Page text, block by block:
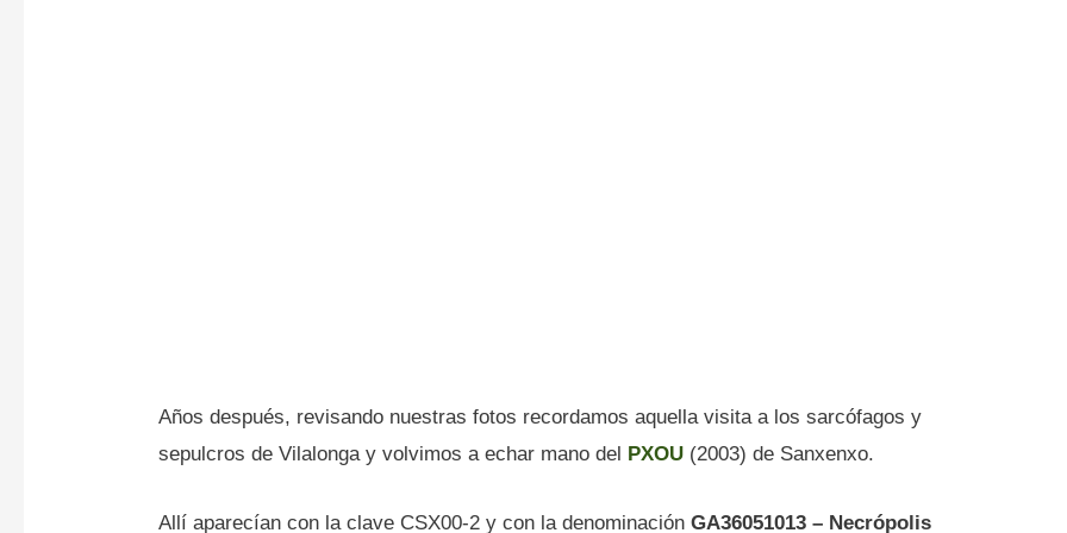
Años después, revisando nuestras fotos recordamos aquella visita a los sarcófagos y
sepulcros de Vilalonga y volvimos a echar mano del PXOU (2003) de Sanxenxo.
Allí aparecían con la clave CSX00-2 y con la denominaciónGA36051013 – Necrópolis